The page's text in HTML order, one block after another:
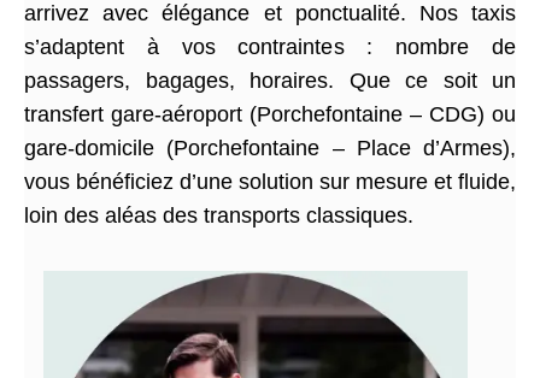
arrivez avec élégance et ponctualité. Nos taxis
s’adaptent à vos contraintes : nombre de
passagers, bagages, horaires. Que ce soit un
transfert gare-aéroport (Porchefontaine – CDG) ou
gare-domicile (Porchefontaine – Place d’Armes),
vous bénéficiez d’une solution sur mesure et fluide,
loin des aléas des transports classiques.